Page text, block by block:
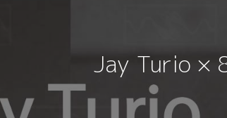
Jay Turio ×